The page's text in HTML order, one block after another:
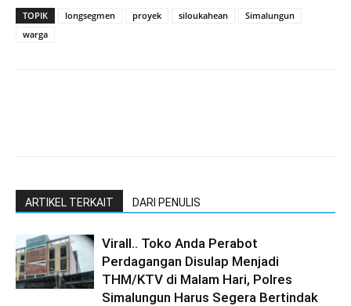
TOPIK longsegmen proyek siloukahean
Simalungun
warga
ARTIKEL TERKAIT DARI PENULIS
Virall.. Toko Anda Perabot
Perdagangan Disulap Menjadi
THM/KTV di Malam Hari, Polres
Simalungun Harus Segera Bertindak